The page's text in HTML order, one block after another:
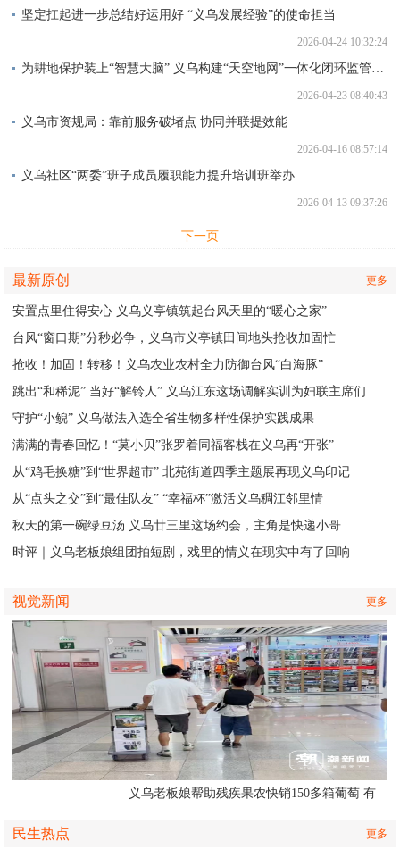
坚定扛起进一步总结好运用好 “义乌发展经验”的使命担当
2026-04-24 10:32:24
为耕地保护装上“智慧大脑” 义乌构建“天空地网”一体化闭环监管体系
2026-04-23 08:40:43
义乌市资规局：靠前服务破堵点 协同并联提效能
2026-04-16 08:57:14
义乌社区“两委”班子成员履职能力提升培训班举办
2026-04-13 09:37:26
下一页
最新原创 更多
安置点里住得安心 义乌义亭镇筑起台风天里的“暖心之家”
台风“窗口期”分秒必争，义乌市义亭镇田间地头抢收加固忙
抢收！加固！转移！义乌农业农村全力防御台风“白海豚”
跳出“和稀泥” 当好“解铃人” 义乌江东这场调解实训为妇联主席们赋能
守护“小鲵” 义乌做法入选全省生物多样性保护实践成果
满满的青春回忆！“莫小贝”张罗着同福客栈在义乌再“开张”
从“鸡毛换糖”到“世界超市” 北苑街道四季主题展再现义乌印记
从“点头之交”到“最佳队友” “幸福杯”激活义乌稠江邻里情
秋天的第一碗绿豆汤 义乌廿三里这场约会，主角是快递小哥
时评｜义乌老板娘组团拍短剧，戏里的情义在现实中有了回响
视觉新闻 更多
义乌老板娘帮助残疾果农快销150多箱葡萄 有
民生热点 更多